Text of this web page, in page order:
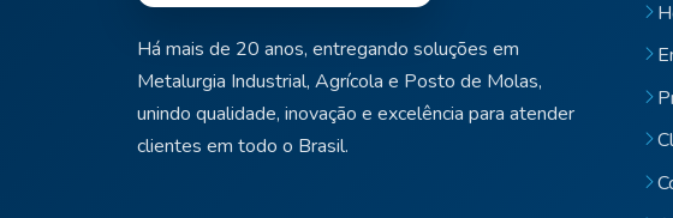
Há mais de 20 anos, entregando soluções em
Metalurgia Industrial, Agrícola e Posto de Molas,
unindo qualidade, inovação e excelência para atender
clientes em todo o Brasil.